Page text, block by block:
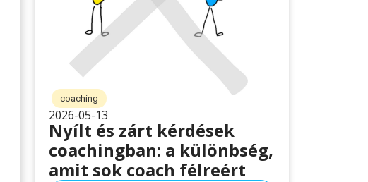
coaching
2026-05-13
Nyílt és zárt kérdések
coachingban: a különbség,
amit sok coach félreért